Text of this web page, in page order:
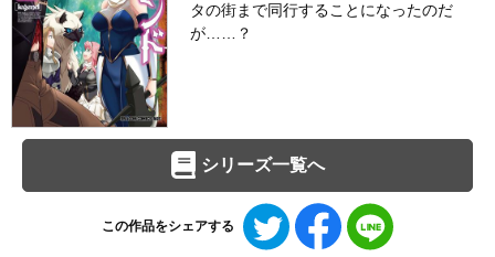
タの街まで同行することになったのだ
が……？
シリーズ一覧へ
この作品をシェアする
Twitter
で
Facebook
で
で